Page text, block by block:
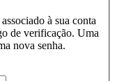
à sua conta
de verificação. Uma
nova senha.